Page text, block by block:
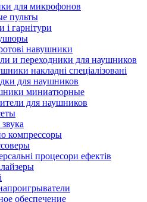
для микрофонов
пульты
гарнітури
навушники
и переходники для наушников
накладні спеціалізовані
для наушников
миниатюрные
для наушников
компрессоры
процесори ефектів
обеспечение